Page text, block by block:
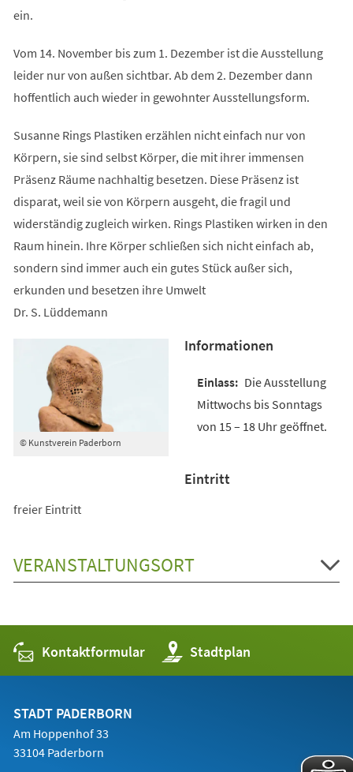
ein.
Vom 14. November bis zum 1. Dezember ist die Ausstellung
leider nur von außen sichtbar. Ab dem 2. Dezember dann
hoffentlich auch wieder in gewohnter Ausstellungsform.
Susanne Rings Plastiken erzählen nicht einfach nur von
Körpern, sie sind selbst Körper, die mit ihrer immensen
Präsenz Räume nachhaltig besetzen. Diese Präsenz ist
disparat, weil sie von Körpern ausgeht, die fragil und
widerständig zugleich wirken. Rings Plastiken wirken in den
Raum hinein. Ihre Körper schließen sich nicht einfach ab,
sondern sind immer auch ein gutes Stück außer sich,
erkunden und besetzen ihre Umwelt
Dr. S. Lüddemann
© Kunstverein Paderborn
Informationen
Die Ausstellung
Mittwochs bis Sonntags
von 15 – 18 Uhr geöffnet.
Eintritt
freier Eintritt
VERANSTALTUNGSORT
Kontaktformular Stadtplan
(Öffnet
in
einem
STADT PADERBORN
Am Hoppenhof 33
33104 Paderborn